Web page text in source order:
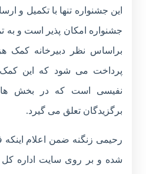
این جشنواره تنها با تکمیل و
جشنواره امکان پذیر است و به
براساس نظر دبیرخانه کمک
پرداخت می شود که این کمک
نفیسی است که در بخش
برگزیدگان تعلق می گیرد.
رحیمی زنگنه ضمن اعلام اینکه
شده و بر روی سایت اداره کل